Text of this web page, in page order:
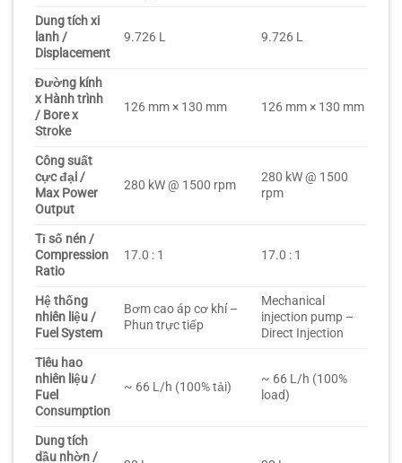
Dung tích xi
lanh /
Displacement
9.726 L 9.726 L
Đường kính
x Hành trình
/ Bore x
Stroke
126 mm × 130 mm 126 mm × 130 mm
Công suất
cực đại /
Max Power
Output
280 kW @ 1500 rpm
280 kW @ 1500
rpm
Tỉ số nén /
Compression
Ratio
17.0 : 1 17.0 : 1
Hệ thống
nhiên liệu /
Fuel System
Bơm cao áp cơ khí –
Phun trực tiếp
Mechanical
injection pump –
Direct Injection
Tiêu hao
nhiên liệu /
Fuel
Consumption
~ 66 L/h (100% tải)
~ 66 L/h (100%
load)
Dung tích
dầu nhờn /